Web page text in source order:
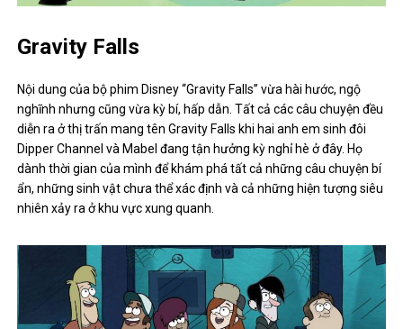
Gravity Falls
Nội dung của bộ phim Disney “Gravity Falls” vừa hài hước, ngộ
nghĩnh nhưng cũng vừa kỳ bí, hấp dẫn. Tất cả các câu chuyện đều
diễn ra ở thị trấn mang tên Gravity Falls khi hai anh em sinh đôi
Dipper Channel và Mabel đang tận hưởng kỳ nghỉ hè ở đây. Họ
dành thời gian của mình để khám phá tất cả những câu chuyện bí
ẩn, những sinh vật chưa thể xác định và cả những hiện tượng siêu
nhiên xảy ra ở khu vực xung quanh.